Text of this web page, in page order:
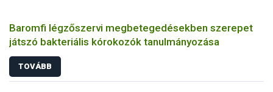
Baromfi légzőszervi megbetegedésekben szerepet
játszó bakteriális kórokozók tanulmányozása
TOVÁBB